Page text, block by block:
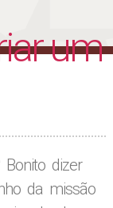
um
dizer
da missão